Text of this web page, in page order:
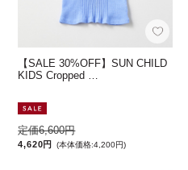
【SALE 30%OFF】SUN CHILD
KIDS Cropped …
定価6,600円
4,620円 (本体価格:4,200円)